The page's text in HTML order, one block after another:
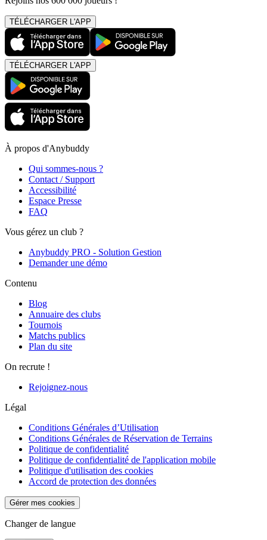
TÉLÉCHARGER L'APP
TÉLÉCHARGER L'APP
À propos d'Anybuddy
Qui sommes-nous ?
Contact / Support
Accessibilité
Espace Presse
FAQ
Vous gérez un club ?
Anybuddy PRO - Solution Gestion
Demander une démo
Contenu
Blog
Annuaire des clubs
Tournois
Matchs publics
Plan du site
On recrute !
Rejoignez-nous
Légal
Conditions Générales d’Utilisation
Conditions Générales de Réservation de Terrains
Politique de confidentialité
Politique de confidentialité de l'application mobile
Politique d'utilisation des cookies
Accord de protection des données
Gérer mes cookies
Changer de langue